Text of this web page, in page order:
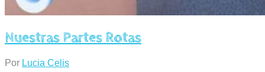
Nuestras Partes Rotas
Por Lucia Celis